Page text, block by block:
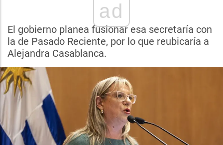
ad
El gobierno planea fusionar esa secretaría con
la de Pasado Reciente, por lo que reubicaría a
Alejandra Casablanca.